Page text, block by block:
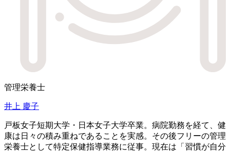
管理栄養士
井上 慶子
戸板女子短期大学・日本女子大学卒業。病院勤務を経て、健
康は日々の積み重ねであることを実感。その後フリーの管理
栄養士として特定保健指導業務に従事。現在は「習慣が自分